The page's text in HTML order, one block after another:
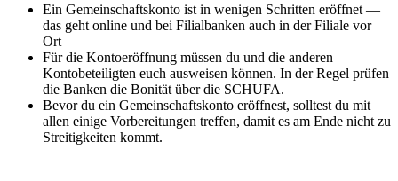
Ein Gemeinschaftskonto ist in wenigen Schritten eröffnet —
das geht online und bei Filialbanken auch in der Filiale vor
Ort
Für die Kontoeröffnung müssen du und die anderen
Kontobeteiligten euch ausweisen können. In der Regel prüfen
die Banken die Bonität über die SCHUFA.
Bevor du ein Gemeinschaftskonto eröffnest, solltest du mit
allen einige Vorbereitungen treffen, damit es am Ende nicht zu
Streitigkeiten kommt.